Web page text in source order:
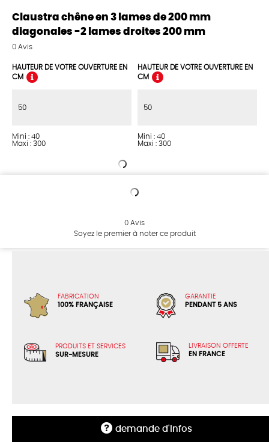
Claustra chêne en 3 lames de 200 mm
diagonales -2 lames droites 200 mm
0 Avis
HAUTEUR DE VOTRE OUVERTURE EN
CM
Mini : 40
Maxi : 300
HAUTEUR DE VOTRE OUVERTURE EN
CM
Mini : 40
Maxi : 300
0 Avis
Soyez le premier à noter ce produit
FABRICATION
100% FRANÇAISE
GARANTIE
PENDANT 5 ANS
PRODUITS ET SERVICES
SUR-MESURE
LIVRAISON OFFERTE
EN FRANCE
demande d'infos